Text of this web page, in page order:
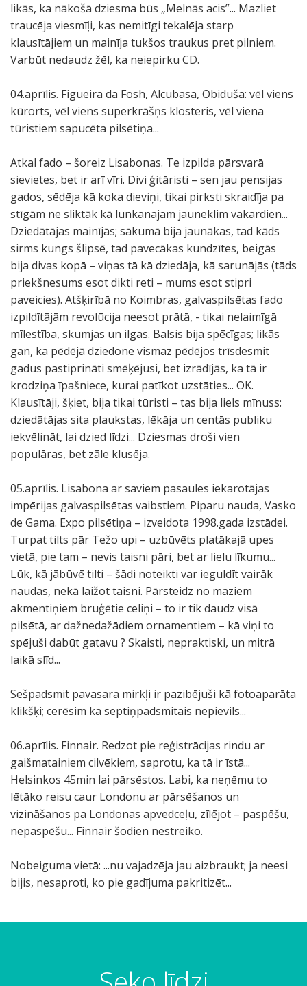
likās, ka nākošā dziesma būs „Melnās acis”... Mazliet
traucēja viesmīļi, kas nemitīgi tekalēja starp
klausītājiem un mainīja tukšos traukus pret pilniem.
Varbūt nedaudz žēl, ka neiepirku CD.
04.aprīlis. Figueira da Fosh, Alcubasa, Obiduša: vēl viens
kūrorts, vēl viens superkrāšņs klosteris, vēl viena
tūristiem sapucēta pilsētiņa...
Atkal fado – šoreiz Lisabonas. Te izpilda pārsvarā
sievietes, bet ir arī vīri. Divi ģitāristi – sen jau pensijas
gados, sēdēja kā koka dieviņi, tikai pirksti skraidīja pa
stīgām ne sliktāk kā lunkanajam jauneklim vakardien...
Dziedātājas mainījās; sākumā bija jaunākas, tad kāds
sirms kungs šlipsē, tad pavecākas kundzītes, beigās
bija divas kopā – viņas tā kā dziedāja, kā sarunājās (tāds
priekšnesums esot dikti reti – mums esot stipri
paveicies). Atšķirībā no Koimbras, galvaspilsētas fado
izpildītājām revolūcija neesot prātā, - tikai nelaimīgā
mīlestība, skumjas un ilgas. Balsis bija spēcīgas; likās
gan, ka pēdējā dziedone vismaz pēdējos trīsdesmit
gadus pastiprināti smēķējusi, bet izrādījās, ka tā ir
krodziņa īpašniece, kurai patīkot uzstāties... OK.
Klausītāji, šķiet, bija tikai tūristi – tas bija liels mīnuss:
dziedātājas sita plaukstas, lēkāja un centās publiku
iekvēlināt, lai dzied līdzi... Dziesmas droši vien
populāras, bet zāle klusēja.
05.aprīlis. Lisabona ar saviem pasaules iekarotājas
impērijas galvaspilsētas vaibstiem. Piparu nauda, Vasko
de Gama. Expo pilsētiņa – izveidota 1998.gada izstādei.
Turpat tilts pār Težo upi – uzbūvēts platākajā upes
vietā, pie tam – nevis taisni pāri, bet ar lielu līkumu...
Lūk, kā jābūvē tilti – šādi noteikti var ieguldīt vairāk
naudas, nekā laižot taisni. Pārsteidz no maziem
akmentiņiem bruģētie celiņi – to ir tik daudz visā
pilsētā, ar dažnedažādiem ornamentiem – kā viņi to
spējuši dabūt gatavu ? Skaisti, nepraktiski, un mitrā
laikā slīd...
Sešpadsmit pavasara mirkļi ir pazibējuši kā fotoaparāta
klikšķi; cerēsim ka septiņpadsmitais nepievils...
06.aprīlis. Finnair. Redzot pie reģistrācijas rindu ar
gaišmatainiem cilvēkiem, saprotu, ka tā ir īstā...
Helsinkos 45min lai pārsēstos. Labi, ka neņēmu to
lētāko reisu caur Londonu ar pārsēšanos un
vizināšanos pa Londonas apvedceļu, zīlējot – paspēšu,
nepaspēšu... Finnair šodien nestreiko.
Nobeiguma vietā: ...nu vajadzēja jau aizbraukt; ja neesi
bijis, nesaproti, ko pie gadījuma pakritizēt...